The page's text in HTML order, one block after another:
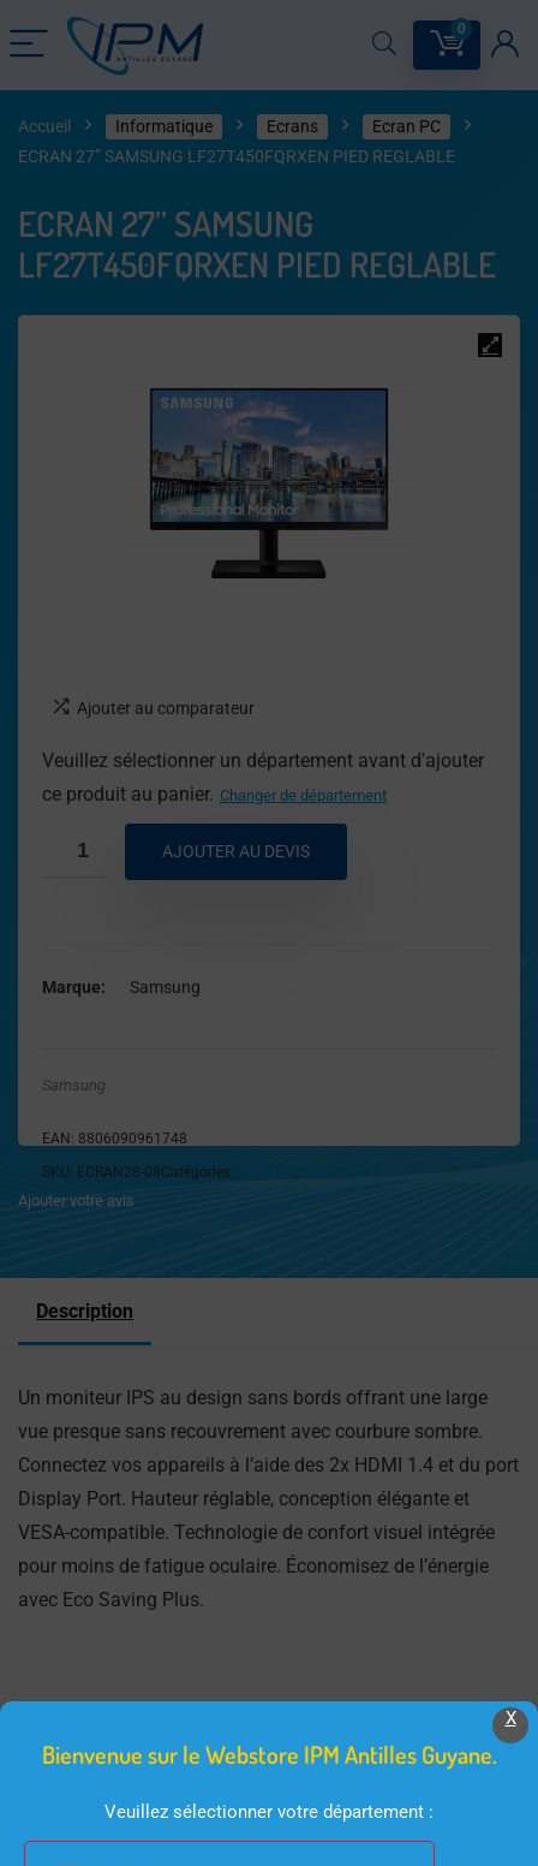
0
Accueil Informatique Ecrans
Ecran PC
ECRAN 27” SAMSUNG LF27T450FQRXEN PIED REGLABLE
ECRAN 27” SAMSUNG
LF27T450FQRXEN PIED REGLABLE
Ajouter au comparateur
Veuillez sélectionner un département avant d'ajouter
ce produit au panier. Changer de département
AJOUTER AU DEVIS
Marque Samsung
Samsung
EAN: 8806090961748
SKU: ECRAN28-08Catégories: ,
Ajouter votre avis
Description
Un moniteur IPS au design sans bords offrant une large
vue presque sans recouvrement avec courbure sombre.
Connectez vos appareils à l’aide des 2x HDMI 1.4 et du port
Display Port. Hauteur réglable, conception élégante et
VESA-compatible. Technologie de confort visuel intégrée
pour moins de fatigue oculaire. Économisez de l’énergie
avec Eco Saving Plus.
Produits Similaires
X
Bienvenue sur le Webstore IPM Antilles Guyane.
Veuillez sélectionner votre département :